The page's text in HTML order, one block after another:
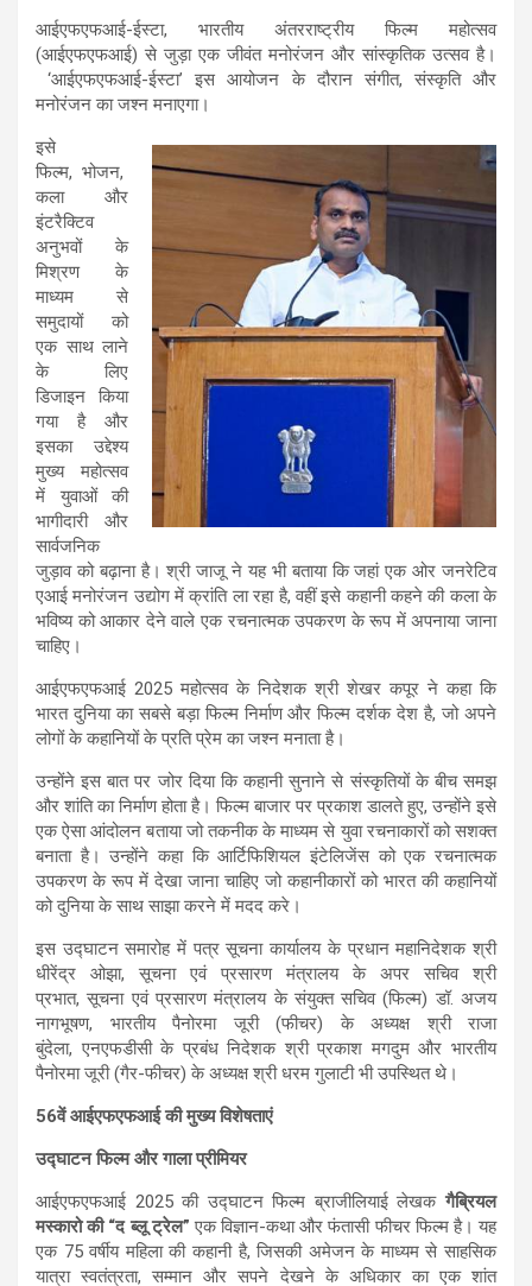
आईएफएफआई-ईस्टा, भारतीय अंतरराष्ट्रीय फिल्म महोत्सव
(आईएफएफआई) से जुड़ा एक जीवंत मनोरंजन और सांस्कृतिक उत्सव है।
‘आईएफएफआई-ईस्टा’ इस आयोजन के दौरान संगीत, संस्कृति और
मनोरंजन का जश्न मनाएगा।
इसे
फिल्म, भोजन,
कला और
इंटरैक्टिव
अनुभवों के
मिश्रण के
माध्यम से
समुदायों को
एक साथ लाने
के लिए
डिजाइन किया
गया है और
इसका उद्देश्य
मुख्य महोत्सव
में युवाओं की
भागीदारी और
सार्वजनिक
जुड़ाव को बढ़ाना है। श्री जाजू ने यह भी बताया कि जहां एक ओर जनरेटिव
एआई मनोरंजन उद्योग में क्रांति ला रहा है, वहीं इसे कहानी कहने की कला के
भविष्य को आकार देने वाले एक रचनात्मक उपकरण के रूप में अपनाया जाना
चाहिए।
आईएफएफआई 2025 महोत्सव के निदेशक श्री शेखर कपूर ने कहा कि
भारत दुनिया का सबसे बड़ा फिल्म निर्माण और फिल्म दर्शक देश है, जो अपने
लोगों के कहानियों के प्रति प्रेम का जश्न मनाता है।
उन्होंने इस बात पर जोर दिया कि कहानी सुनाने से संस्कृतियों के बीच समझ
और शांति का निर्माण होता है। फिल्म बाजार पर प्रकाश डालते हुए, उन्होंने इसे
एक ऐसा आंदोलन बताया जो तकनीक के माध्यम से युवा रचनाकारों को सशक्त
बनाता है। उन्होंने कहा कि आर्टिफिशियल इंटेलिजेंस को एक रचनात्मक
उपकरण के रूप में देखा जाना चाहिए जो कहानीकारों को भारत की कहानियों
को दुनिया के साथ साझा करने में मदद करे।
इस उद्घाटन समारोह में पत्र सूचना कार्यालय के प्रधान महानिदेशक श्री
धीरेंद्र ओझा, सूचना एवं प्रसारण मंत्रालय के अपर सचिव श्री
प्रभात, सूचना एवं प्रसारण मंत्रालय के संयुक्त सचिव (फिल्म) डॉ. अजय
नागभूषण, भारतीय पैनोरमा जूरी (फीचर) के अध्यक्ष श्री राजा
बुंदेला, एनएफडीसी के प्रबंध निदेशक श्री प्रकाश मगदुम और भारतीय
पैनोरमा जूरी (गैर-फीचर) के अध्यक्ष श्री धरम गुलाटी भी उपस्थित थे।
56वें ​​आईएफएफआई की मुख्य विशेषताएं
उद्घाटन फिल्म और गाला प्रीमियर
आईएफएफआई 2025 की उद्घाटन फिल्म ब्राजीलियाई लेखकगैब्रियल
मस्कारो की “द ब्लू ट्रेल” एक विज्ञान-कथा और फंतासी फीचर फिल्म है। यह
एक 75 वर्षीय महिला की कहानी है, जिसकी अमेजन के माध्यम से साहसिक
यात्रा स्वतंत्रता, सम्मान और सपने देखने के अधिकार का एक शांत